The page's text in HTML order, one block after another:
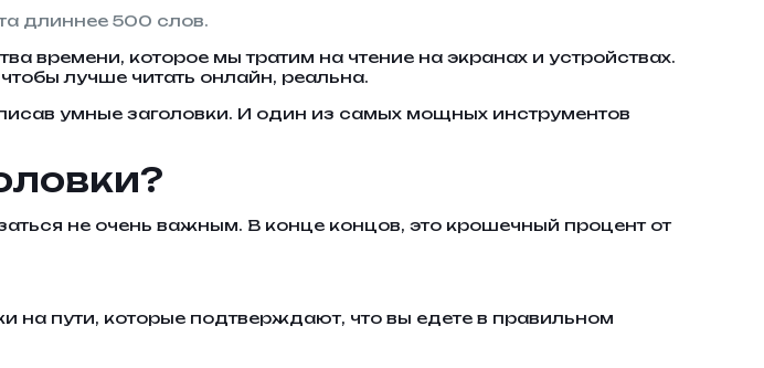
длиннее 500 слов.
времени, которое мы тратим на чтение на экранах и устройствах.
лучше читать онлайн, реальна.
умные заголовки. И один из самых мощных инструментов
не очень важным. В конце концов, это крошечный процент от
на пути, которые подтверждают, что вы едете в правильном